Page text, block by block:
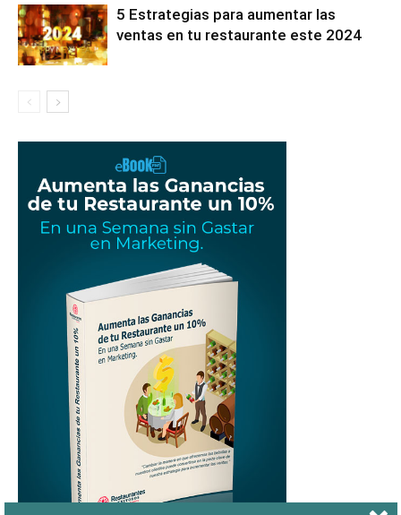
5 Estrategias para aumentar las
ventas en tu restaurante este 2024